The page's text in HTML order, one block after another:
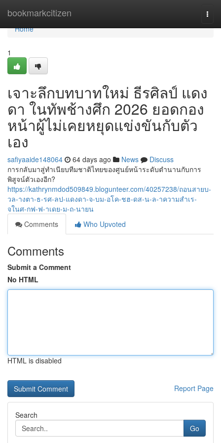
bookmarkcitizen
Home
Home
1
เจาะลึกบทบาทใหม่ ธีรศิลป์ แดง
ดา ในทัพช้างศึก 2026 ยอดกอง
หน้าผู้ไม่เคยหยุดแข่งขันกับตัว
เอง
safiyaaide148064 64 days ago News
Discuss
การกลับมาสู่ทำเนียบทีมชาติไทยของศูนย์หน้าระดับตำนานกับการ
พิสูจน์ตัวเองอีก?
https://kathrynmdod509849.blogunteer.com/40257238/ถอนสายบ-
วล-างตา-ธ-รศ-ลป-แดงดา-จ-บม-อโค-ชฮ-ดส-น-ล-าความสำเร-
จในศ-กฟ-ฟ-าเดย-ม-ถ-นายน
Comments
Who Upvoted
Comments
Submit a Comment
No HTML
HTML is disabled
Report Page
Search
Go